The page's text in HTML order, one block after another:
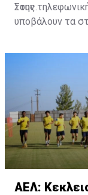
τους.
Στην
υποβάλουν τα
ΑΕΛ: